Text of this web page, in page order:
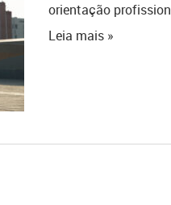
orientação
Leia mais »